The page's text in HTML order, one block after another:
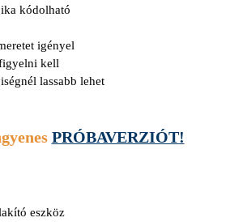
kódolható
igényel
kell
lassabb lehet
PRÓBAVERZIÓT!
eszköz